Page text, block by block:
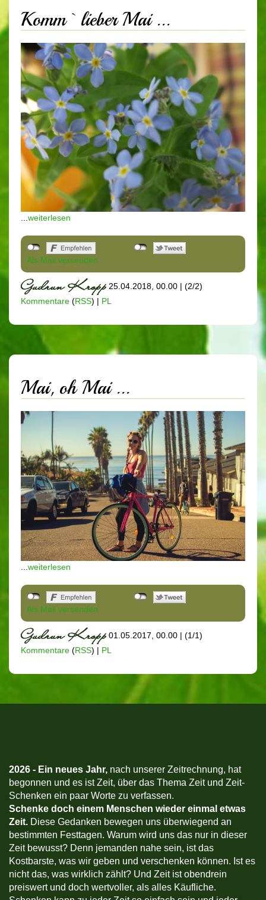
Komm` lieber Mai ...
weiterlesen
Als Mail versenden
25.04.2018, 00.00 | (2/2)
Kommentare (RSS) | PL
Mai, oh Mai ...
weiterlesen
Als Mail versenden
01.05.2017, 00.00 | (1/1)
Kommentare (RSS) | PL
2026 - Ein neues Jahr, nach unserer Zeitrechnung, hat
begonnen und es ist Zeit, über das Thema Zeit und Zeit-
Schenken ein paar Worte zu verfassen.
Schenke doch einem Menschen wieder einmal etwas
Zeit. Diese Gedanken bewegen uns überwiegend an
bestimmten Festtagen. Warum wird uns das nur in dieser
Zeit bewusst? Denn jemanden nahe sein, ist das
Kostbarste, was wir geben und verschenken können. Ist es
nicht das, was wirklich zählt? Und Zeit ist obendrein
preiswert und doch wertvoller, als alles Käufliche.